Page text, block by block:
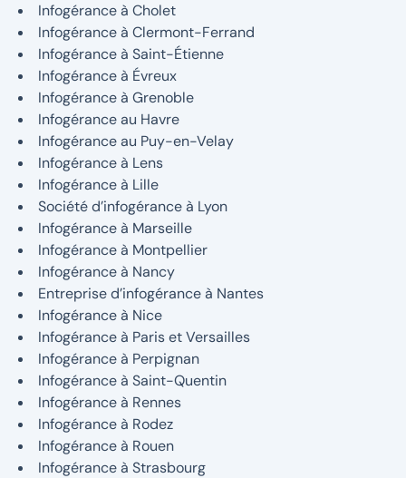
Infogérance à Cholet
Infogérance à Clermont-Ferrand
Infogérance à Saint-Étienne
Infogérance à Évreux
Infogérance à Grenoble
Infogérance au Havre
Infogérance au Puy-en-Velay
Infogérance à Lens
Infogérance à Lille
Société d’infogérance à Lyon
Infogérance à Marseille
Infogérance à Montpellier
Infogérance à Nancy
Entreprise d’infogérance à Nantes
Infogérance à Nice
Infogérance à Paris et Versailles
Infogérance à Perpignan
Infogérance à Saint-Quentin
Infogérance à Rennes
Infogérance à Rodez
Infogérance à Rouen
Infogérance à Strasbourg